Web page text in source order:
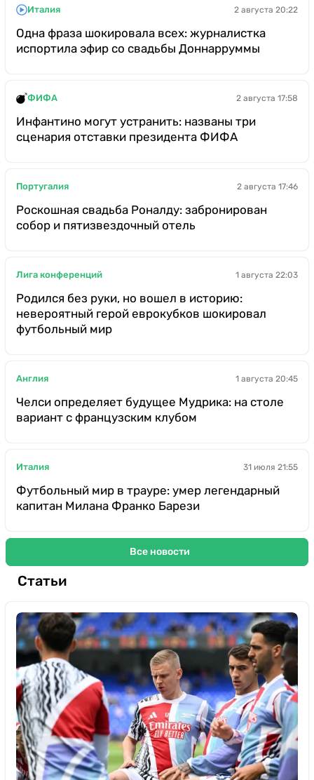
Италия 2 августа 20:22
Одна фраза шокировала всех: журналистка
испортила эфир со свадьбы Доннарруммы
ФИФА 2 августа 17:58
Инфантино могут устранить: названы три
сценария отставки президента ФИФА
Португалия 2 августа 17:46
Роскошная свадьба Роналду: забронирован
собор и пятизвездочный отель
Лига конференций 1 августа 22:03
Родился без руки, но вошел в историю:
невероятный герой еврокубков шокировал
футбольный мир
Англия 1 августа 20:45
Челси определяет будущее Мудрика: на столе
вариант с французским клубом
Италия 31 июля 21:55
Футбольный мир в трауре: умер легендарный
капитан Милана Франко Барези
Все новости
Статьи